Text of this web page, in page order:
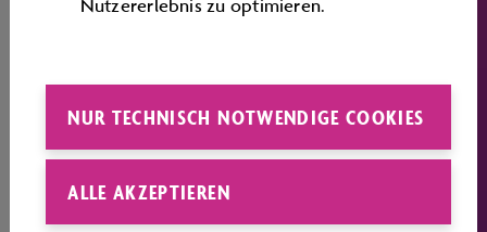
Cookie Präferenzen ändern
Informationen zur Barrierefreiheit
FOLGEN SIE UNS
Nutzererlebnis zu optimieren.
NUR TECHNISCH NOTWENDIGE COOKIES
ALLE AKZEPTIEREN